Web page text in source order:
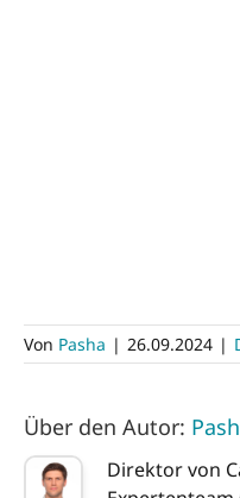
Von Pasha | 26.09.2024 |
Über den Autor:
Direktor von